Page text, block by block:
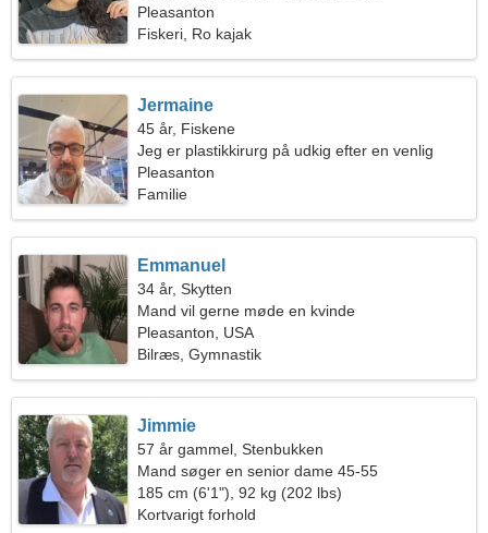
Pleasanton
Fiskeri, Ro kajak
Jermaine
45 år, Fiskene
Jeg er plastikkirurg på udkig efter en venlig
kvinde
Pleasanton
Familie
Emmanuel
34 år, Skytten
Mand vil gerne møde en kvinde
Pleasanton, USA
Bilræs, Gymnastik
Jimmie
57 år gammel, Stenbukken
Mand søger en senior dame 45-55
185 cm (6'1"), 92 kg (202 lbs)
Kortvarigt forhold